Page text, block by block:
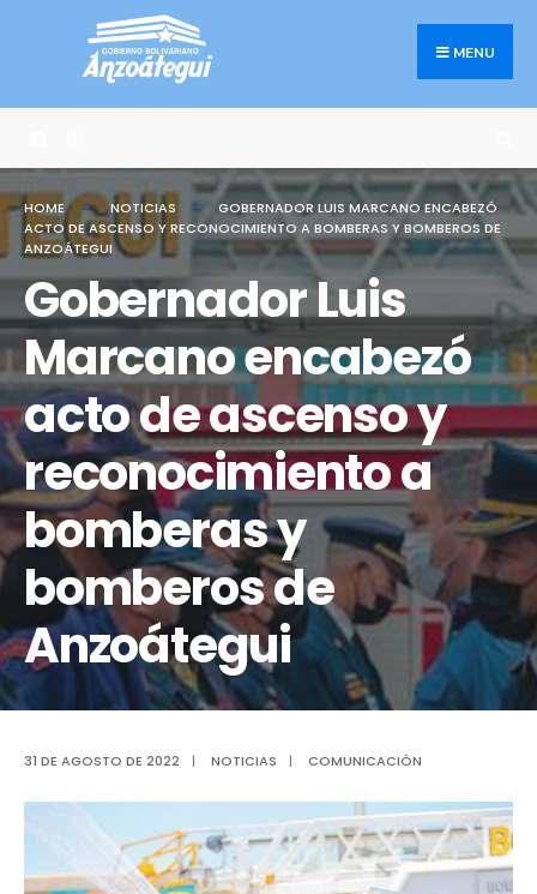
MENU
HOME NOTICIAS
GOBERNADOR LUIS MARCANO ENCABEZÓ
ACTO DE ASCENSO Y RECONOCIMIENTO A BOMBERAS Y BOMBEROS DE
ANZOÁTEGUI
Gobernador Luis
Marcano encabezó
acto de ascenso y
reconocimiento a
bomberas y
bomberos de
Anzoátegui
31 DE AGOSTO DE 2022 | NOTICIAS | COMUNICACIÓN
Search